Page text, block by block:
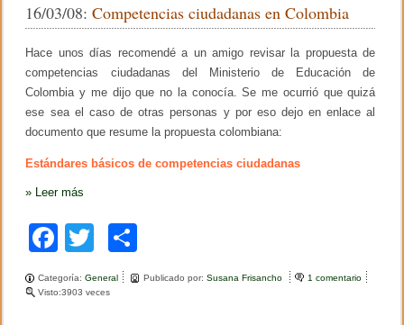
b
o
o
k
ar
tir
r
a
i
n
a
s
16/03/08:Competencias ciudadanas en Colombia
Hace unos días recomendé a un amigo revisar la propuesta de
competencias ciudadanas del Ministerio de Educación de
Colombia y me dijo que no la conocía. Se me ocurrió que quizá
ese sea el caso de otras personas y por eso dejo en enlace al
documento que resume la propuesta colombiana:
Estándares básicos de competencias ciudadanas
» Leer más
F
a
c
wi
tt
o
Categoría:General Publicado por:Susana Frisancho 1 comentario e
Visto:3903 veces